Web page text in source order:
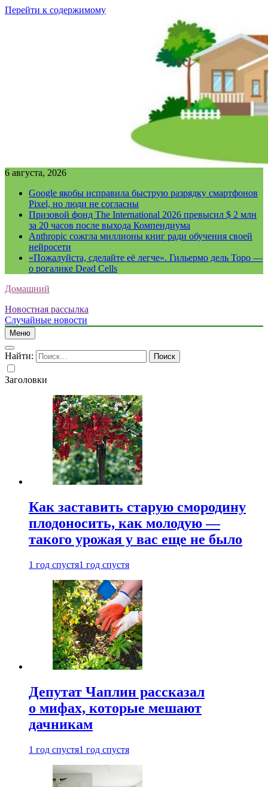
Перейти к содержимому
6 августа, 2026
Google якобы исправила быструю разрядку смартфонов
Pixel, но люди не согласны
Призовой фонд The International 2026 превысил $ 2 млн
за 20 часов после выхода Компендиума
Anthropic сожгла миллионы книг ради обучения своей
нейросети
«Пожалуйста, сделайте её легче». Гильермо дель Торо —
о рогалике Dead Cells
Домашний
Новостная рассылка
Случайные новости
Меню
Найти:
Заголовки
Как заставить старую смородину
плодоносить, как молодую —
такого урожая у вас еще не было
1 год спустя1 год спустя
Депутат Чаплин рассказал
о мифах, которые мешают
дачникам
1 год спустя1 год спустя